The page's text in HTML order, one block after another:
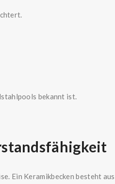
bekannt ist.
Ein Keramikbecken besteht